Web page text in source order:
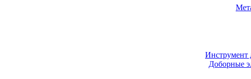
Инструмент
Доборные